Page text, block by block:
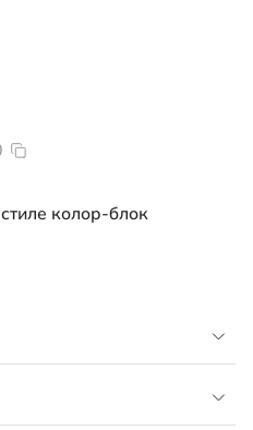
колор-блок
режим от -10°С до